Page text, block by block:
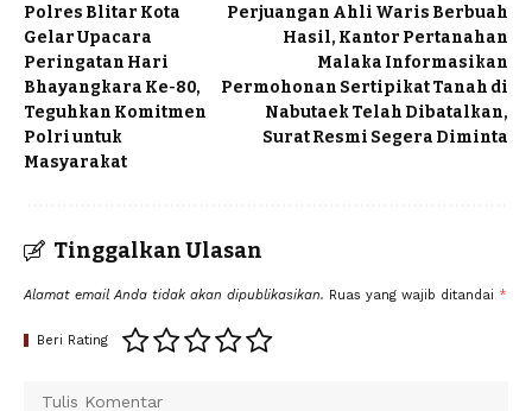
Polres Blitar Kota
Gelar Upacara
Peringatan Hari
Bhayangkara Ke-80,
Teguhkan Komitmen
Polri untuk
Masyarakat
Perjuangan Ahli Waris Berbuah
Hasil, Kantor Pertanahan
Malaka Informasikan
Permohonan Sertipikat Tanah di
Nabutaek Telah Dibatalkan,
Surat Resmi Segera Diminta
Tinggalkan Ulasan
Alamat email Anda tidak akan dipublikasikan. Ruas yang wajib ditandai *
Beri Rating